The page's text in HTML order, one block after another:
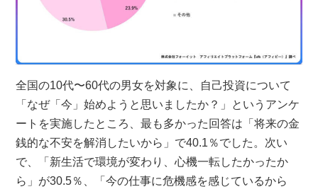
全国の10代〜60代の男女を対象に、自己投資について
「なぜ「今」始めようと思いましたか？」というアンケ
ートを実施したところ、最も多かった回答は「将来の金
銭的な不安を解消したいから」で40.1％でした。次い
で、「新生活で環境が変わり、心機一転したかったか
ら」が30.5％、「今の仕事に危機感を感じているから